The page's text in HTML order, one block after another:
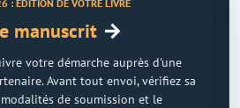
: ÉDITION DE VOTRE LIVRE
manuscrit →
votre démarche auprès d'une
Avant tout envoi, vérifiez sa
de soumission et le